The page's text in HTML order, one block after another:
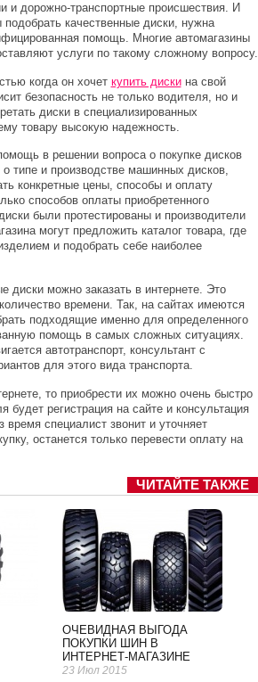
и дорожно-транспортные происшествия. И
подобрать качественные диски, нужна
помощь. Многие автомагазины
услуги по такому сложному вопросу.
когда он хочет купить дискина свой
безопасность не только водителя, но и
диски в специализированных
товару высокую надежность.
в решении вопроса о покупке дисков
типе и производстве машинных дисков,
конкретные цены, способы и оплату
способов оплаты приобретенного
были протестированы и производители
могут предложить каталог товара, где
и подобрать себе наиболее
можно заказать в интернете. Это
времени. Так, на сайтах имеются
подходящие именно для определенного
помощь в самых сложных ситуациях.
автотранспорт, консультант с
для этого вида транспорта.
то приобрести их можно очень быстро
регистрация на сайте и консультация
специалист звонит и уточняет
останется только перевести оплату на
ЧИТАЙТЕ ТАКЖЕ
ОЧЕВИДНАЯ ВЫГОДА
ПОКУПКИ ШИН В
ИНТЕРНЕТ-МАГАЗИНЕ
23 Июл 2015